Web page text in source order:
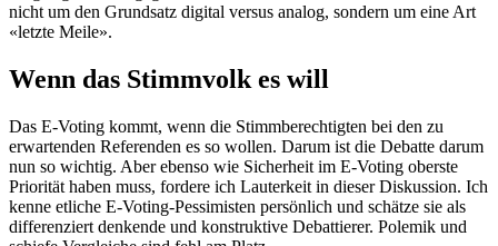
nicht um den Grundsatz digital versus analog, sondern um eine Art
«letzte Meile».
Wenn das Stimmvolk es will
Das E-Voting kommt, wenn die Stimmberechtigten bei den zu
erwartenden Referenden es so wollen. Darum ist die Debatte darum
nun so wichtig. Aber ebenso wie Sicherheit im E-Voting oberste
Priorität haben muss, fordere ich Lauterkeit in dieser Diskussion. Ich
kenne etliche E-Voting-Pessimisten persönlich und schätze sie als
differenziert denkende und konstruktive Debattierer. Polemik und